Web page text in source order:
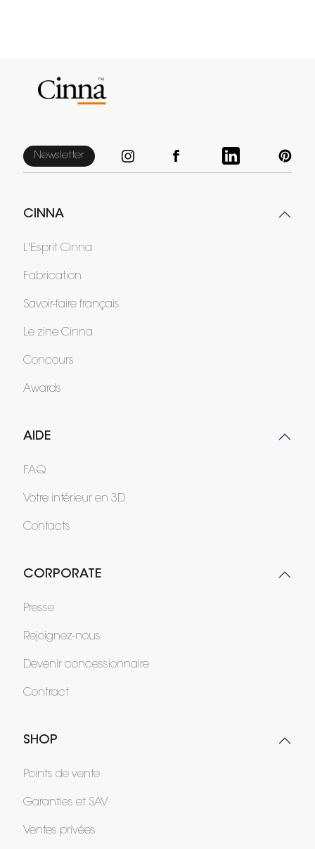
Newsletter
CINNA
L'Esprit Cinna
Fabrication
Savoir-faire français
Le zine Cinna
Concours
Awards
AIDE
FAQ
Votre intérieur en 3D
Contacts
CORPORATE
Presse
Rejoignez-nous
Devenir concessionnaire
Contract
SHOP
Points de vente
Garanties et SAV
Ventes privées